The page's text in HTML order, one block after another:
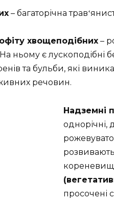
– багаторічна трав‘
хвощеподібних –
ньому є лускоподібні
та бульби, які
речовин.
Надземні
однорічні,
просочені